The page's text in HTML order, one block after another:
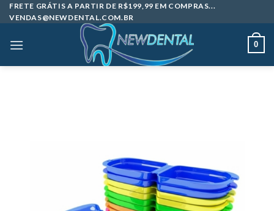
Skip
to
FRETE GRÁTIS A PARTIR DE R$199,99 EM COMPRAS...
VENDAS@NEWDENTAL.COM.BR
0